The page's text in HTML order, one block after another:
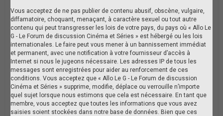
Vous acceptez de ne pas publier de contenu abusif, obscène, vulgaire,
diffamatoire, choquant, menaçant, à caractère sexuel ou tout autre
contenu qui peut transgresser les lois de votre pays, du pays où « Allo Le
G - Le Forum de discussion Cinéma et Séries » est hébergé ou les lois
internationales. Le faire peut vous mener à un bannissement immédiat
et permanent, avec une notification à votre fournisseur d’accès à
Internet si nous le jugeons nécessaire. Les adresses IP de tous les
messages sont enregistrées pour aider au renforcement de ces
conditions. Vous acceptez que « Allo Le G - Le Forum de discussion
Cinéma et Séries » supprime, modifie, déplace ou verrouille n’importe
quel sujet lorsque nous estimons que cela est nécessaire. En tant que
membre, vous acceptez que toutes les informations que vous avez
saisies soient stockées dans notre base de données. Bien que ces